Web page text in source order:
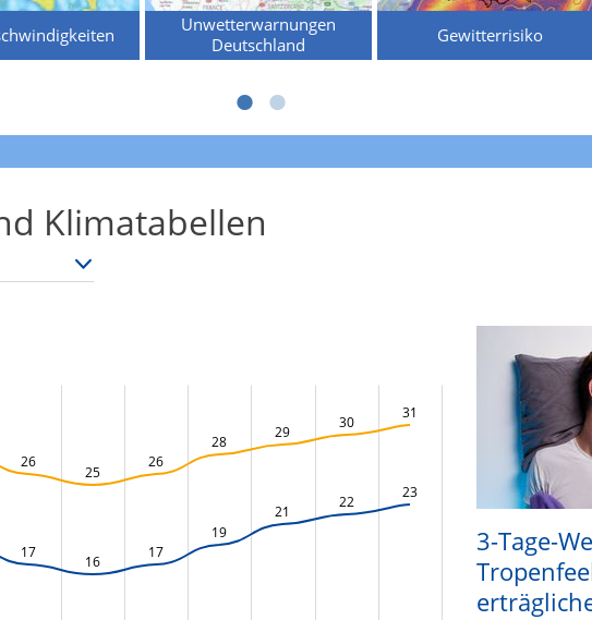
Unwetterwarnungen
Deutschland
Gewitterrisiko
Klimatabellen
26
25
26
28
29
30
31
17
16
17
19
21
22
23
3-Tage-